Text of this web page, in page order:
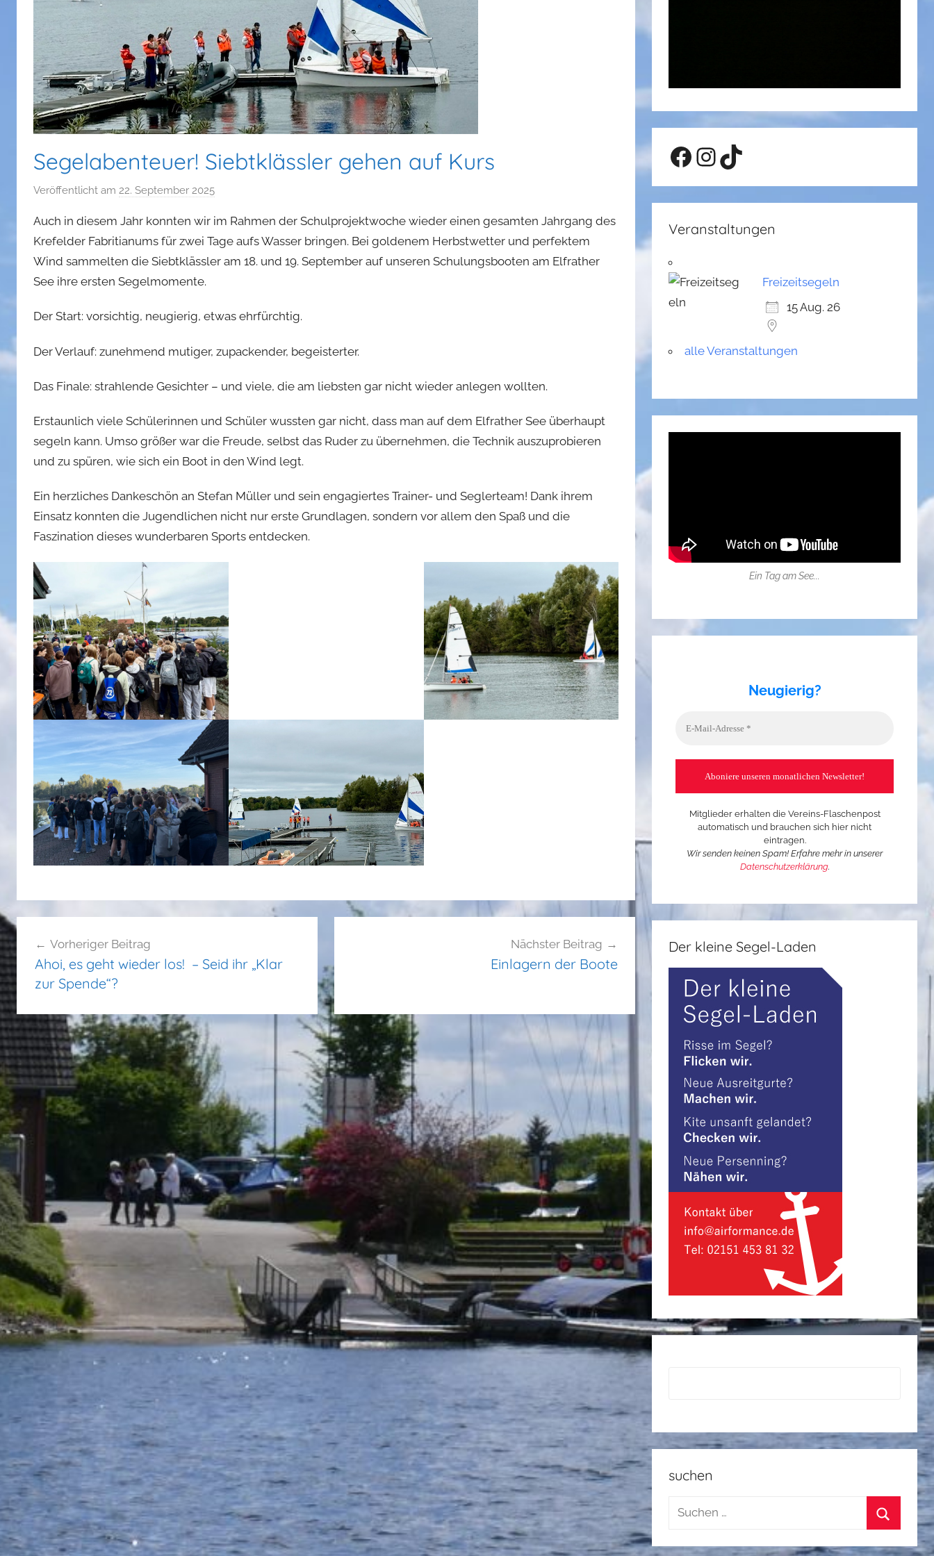
Segelabenteuer! Siebtklässler gehen auf Kurs
Veröffentlicht am 22. September 2025
n
a
d
n
Auch in diesem Jahr konnten wir im Rahmen der Schulprojektwoche wieder einen gesamten Jahrgang des
Krefelder Fabritianums für zwei Tage aufs Wasser bringen. Bei goldenem Herbstwetter und perfektem
Wind sammelten die Siebtklässler am 18. und 19. September auf unseren Schulungsbooten am Elfrather
See ihre ersten Segelmomente.
Der Start: vorsichtig, neugierig, etwas ehrfürchtig.
Der Verlauf: zunehmend mutiger, zupackender, begeisterter.
Das Finale: strahlende Gesichter – und viele, die am liebsten gar nicht wieder anlegen wollten.
Erstaunlich viele Schülerinnen und Schüler wussten gar nicht, dass man auf dem Elfrather See überhaupt
segeln kann. Umso größer war die Freude, selbst das Ruder zu übernehmen, die Technik auszuprobieren
und zu spüren, wie sich ein Boot in den Wind legt.
Ein herzliches Dankeschön an Stefan Müller und sein engagiertes Trainer- und Seglerteam! Dank ihrem
Einsatz konnten die Jugendlichen nicht nur erste Grundlagen, sondern vor allem den Spaß und die
Faszination dieses wunderbaren Sports entdecken.
Beitragsnavigation
Vorheriger Beitrag
Ahoi, es geht wieder los! – Seid ihr „Klar
zur Spende“?
Nächster Beitrag
Einlagern der Boote
Facebook
Instagram
TikTok
Veranstaltungen
Freizeitsegeln
15 Aug. 26
alle Veranstaltungen
Ein Tag am See...
Neugierig?
Mitglieder erhalten die Vereins-Flaschenpost
automatisch und brauchen sich hier nicht
eintragen.
Wir senden keinen Spam! Erfahre mehr in unserer
Datenschutzerklärung.
Der kleine Segel-Laden
suchen
Suchen
Suchen